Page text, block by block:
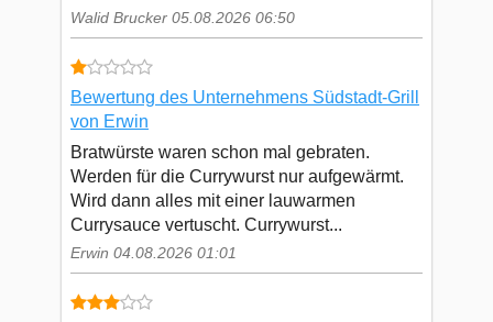
Walid Brucker 05.08.2026 06:50
Bewertung des Unternehmens Südstadt-Grill
von Erwin
Bratwürste waren schon mal gebraten.
Werden für die Currywurst nur aufgewärmt.
Wird dann alles mit einer lauwarmen
Currysauce vertuscht. Currywurst...
Erwin 04.08.2026 01:01